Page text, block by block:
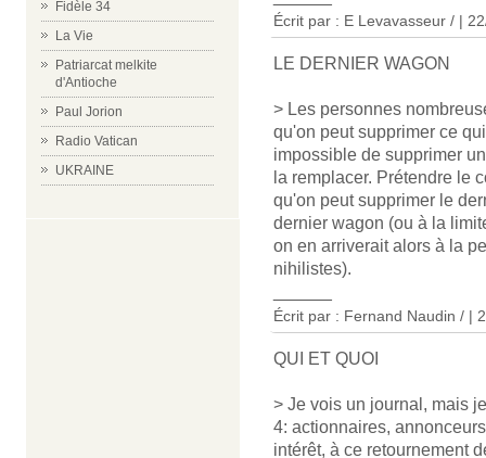
Fidèle 34
La Vie
Patriarcat melkite
d'Antioche
Paul Jorion
Radio Vatican
UKRAINE
Écrit par : E Levavasseur / |
LE DERNIER WAGON
> Les personnes
qu'on peut supprimer ce
impossible de supprimer
la remplacer. Prétendre le
qu'on peut supprimer le
dernier wagon (ou à la
on en arriverait alors à la
nihilistes).
Écrit par : Fernand Naudin / |
QUI ET QUOI
> Je vois un journal, mais
4: actionnaires,
intérêt, à ce retournement